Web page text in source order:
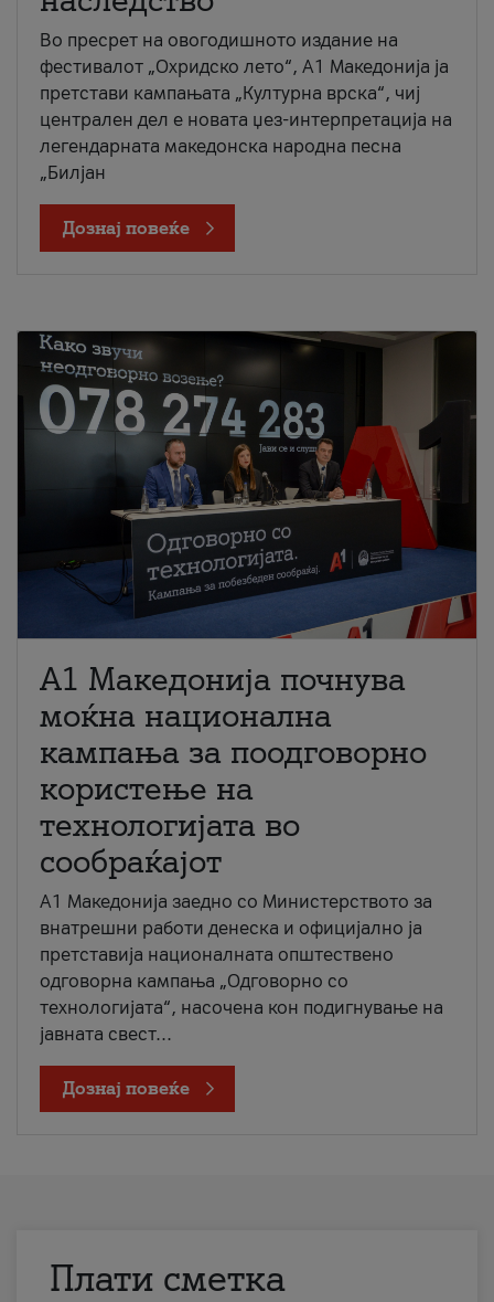
Во пресрет на овогодишното издание на
фестивалот „Охридско лето“, А1 Македонија ја
претстави кампањата „Културна врска“, чиј
централен дел е новата џез-интерпретација на
легендарната македонска народна песна
„Билјан
Дознај повеќе
A1 Македонија почнува
моќна национална
кампања за поодговорно
користење на
технологијата во
сообраќајот
A1 Македонија заедно со Министерството за
внатрешни работи денеска и официјално ја
претставија националната општествено
одговорна кампања „Одговорно со
технологијата“, насочена кон подигнување на
јавната свест...
Дознај повеќе
Плати сметка